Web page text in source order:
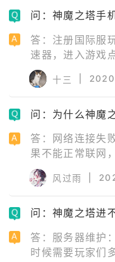
问：神魔之塔手
答：注册国际服
速器，进入游戏
account，这个就
料即可注册成功。
十三
问：为什么神魔
答：网络连接失
果不能正常联网
务器正在维护：
装包错误：安装
去官网下载最新
风过雨
问：神魔之塔进
答：服务器维护
时候需要玩家们